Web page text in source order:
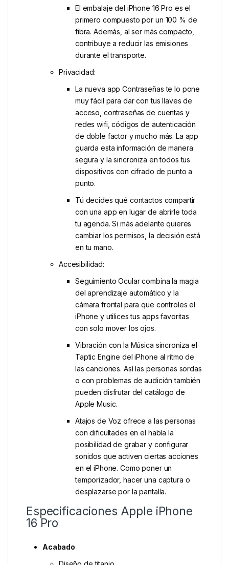
El embalaje del iPhone 16 Pro es el
primero compuesto por un 100 % de
fibra. Además, al ser más compacto,
contribuye a reducir las emisiones
durante el transporte.
Privacidad:
La nueva app Contraseñas te lo pone
muy fácil para dar con tus llaves de
acceso, contraseñas de cuentas y
redes wifi, códigos de autenticación
de doble factor y mucho más. La app
guarda esta información de manera
segura y la sincroniza en todos tus
dispositivos con cifrado de punto a
punto.
Tú decides qué contactos compartir
con una app en lugar de abrirle toda
tu agenda. Si más adelante quieres
cambiar los permisos, la decisión está
en tu mano.
Accesibilidad:
Seguimiento Ocular combina la magia
del aprendizaje automático y la
cámara frontal para que controles el
iPhone y utilices tus apps favoritas
con solo mover los ojos.
Vibración con la Música sincroniza el
Taptic Engine del iPhone al ritmo de
las canciones. Así las personas sordas
o con problemas de audición también
pueden disfrutar del catálogo de
Apple Music.
Atajos de Voz ofrece a las personas
con dificultades en el habla la
posibilidad de grabar y configurar
sonidos que activen ciertas acciones
en el iPhone. Como poner un
temporizador, hacer una captura o
desplazarse por la pantalla.
Especificaciones Apple iPhone
16 Pro
Acabado